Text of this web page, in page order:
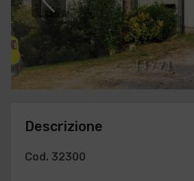
[ 1 / 7 ]
Descrizione
Cod. 32300